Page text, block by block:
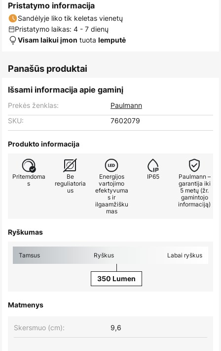
Pristatymo informacija
Sandėlyje liko tik keletas vienetų
Pristatymo laikas: 4 - 7 dienų
Visam laikui įmon tuota lemputė
Panašūs produktai
Išsami informacija apie gaminį
Prekės ženklas:
Paulmann
SKU:
7602079
Produkto informacija
Pritemdoma
s
Be
reguliatoria
us
Energijos
vartojimo
efektyvuma
s ir
ilgaamžišku
mas
IP65
Paulmann –
garantija iki
5 metų (žr.
gamintojo
informaciją)
Ryškumas
Tamsus Ryškus Labai ryškus
350 Lumen
Matmenys
Skersmuo (cm): 9,6